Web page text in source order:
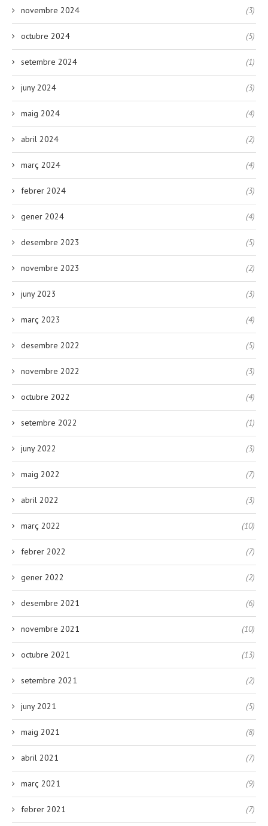
novembre 2024 (3)
octubre 2024 (5)
setembre 2024 (1)
juny 2024 (3)
maig 2024 (4)
abril 2024 (2)
març 2024 (4)
febrer 2024 (3)
gener 2024 (4)
desembre 2023 (5)
novembre 2023 (2)
juny 2023 (3)
març 2023 (4)
desembre 2022 (5)
novembre 2022 (3)
octubre 2022 (4)
setembre 2022 (1)
juny 2022 (3)
maig 2022 (7)
abril 2022 (3)
març 2022 (10)
febrer 2022 (7)
gener 2022 (2)
desembre 2021 (6)
novembre 2021 (10)
octubre 2021 (13)
setembre 2021 (2)
juny 2021 (5)
maig 2021 (8)
abril 2021 (7)
març 2021 (9)
febrer 2021 (7)